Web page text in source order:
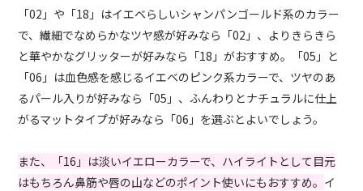
「02」や「18」はイエベらしいシャンパンゴールド系のカラー
で、繊細でなめらかなツヤ感が好みなら「02」、よりきらきら
と華やかなグリッターが好みなら「18」がおすすめ。「05」と
「06」は血色感を感じるイエベのピンク系カラーで、ツヤのあ
るパール入りが好みなら「05」、ふんわりとナチュラルに仕上
がるマットタイプが好みなら「06」を選ぶとよいでしょう。
また、「16」は淡いイエローカラーで、ハイライトとして目元
はもちろん鼻筋や唇の山などのポイント使いにもおすすめ。 イ